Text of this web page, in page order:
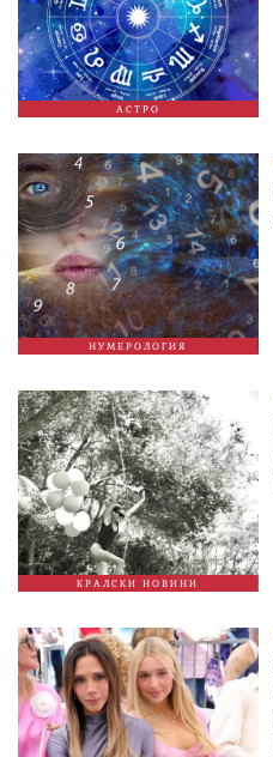
АСТРО
НУМЕРОЛОГИЯ
КРАЛСКИ НОВИНИ